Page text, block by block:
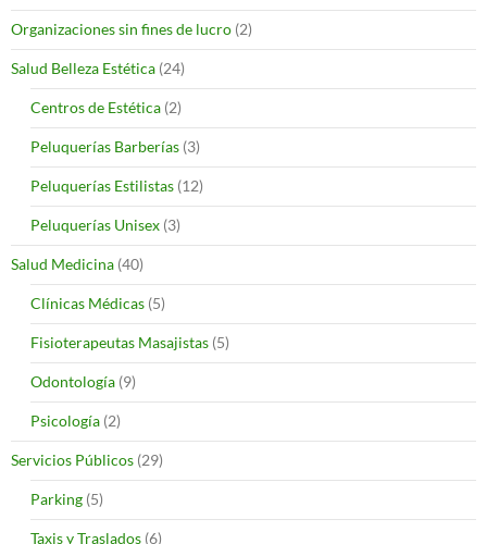
Organizaciones sin fines de lucro (2)
Salud Belleza Estética (24)
Centros de Estética (2)
Peluquerías Barberías (3)
Peluquerías Estilistas (12)
Peluquerías Unisex (3)
Salud Medicina (40)
Clínicas Médicas (5)
Fisioterapeutas Masajistas (5)
Odontología (9)
Psicología (2)
Servicios Públicos (29)
Parking (5)
Taxis y Traslados (6)